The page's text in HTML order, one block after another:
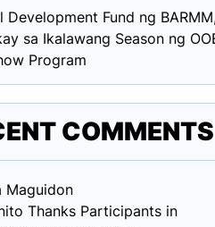
Development Fund ng
sa Ikalawang Season ng
Program
COMMENTS
Maguidon
Thanks Participants in